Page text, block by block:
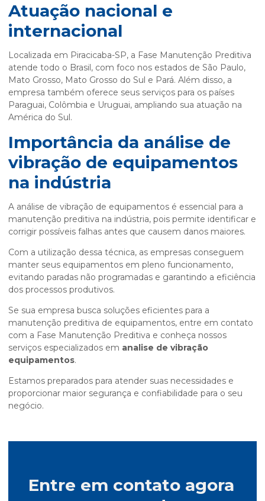
Atuação nacional e
internacional
Localizada em Piracicaba-SP, a Fase Manutenção Preditiva
atende todo o Brasil, com foco nos estados de São Paulo,
Mato Grosso, Mato Grosso do Sul e Pará. Além disso, a
empresa também oferece seus serviços para os países
Paraguai, Colômbia e Uruguai, ampliando sua atuação na
América do Sul.
Importância da análise de
vibração de equipamentos
na indústria
A análise de vibração de equipamentos é essencial para a
manutenção preditiva na indústria, pois permite identificar e
corrigir possíveis falhas antes que causem danos maiores.
Com a utilização dessa técnica, as empresas conseguem
manter seus equipamentos em pleno funcionamento,
evitando paradas não programadas e garantindo a eficiência
dos processos produtivos.
Se sua empresa busca soluções eficientes para a
manutenção preditiva de equipamentos, entre em contato
com a Fase Manutenção Preditiva e conheça nossos
serviços especializados em analise de vibração
equipamentos.
Estamos preparados para atender suas necessidades e
proporcionar maior segurança e confiabilidade para o seu
negócio.
Entre em contato agora